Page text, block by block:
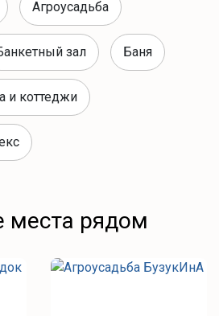
Агроусадьба
зал Баня
и коттеджи
места рядом